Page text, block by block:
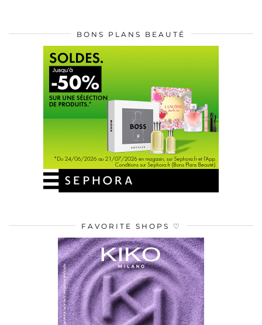
BONS PLANS BEAUTÉ
FAVORITE SHOPS ♡